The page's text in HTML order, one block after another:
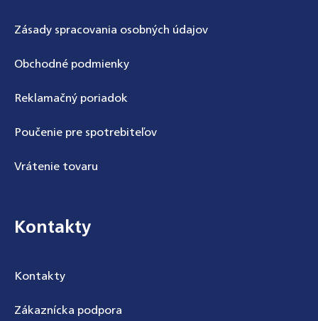
Zásady spracovania osobných údajov
Obchodné podmienky
Reklamačný poriadok
Poučenie pre spotrebiteľov
Vrátenie tovaru
Kontakty
Kontakty
Zákaznícka podpora